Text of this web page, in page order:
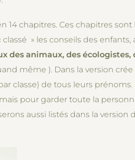
14 chapitres. Ces chapitres
» les conseils des enfants,
des animaux, des écologistes,
même ). Dans la version
classe) de tous leurs prénoms.
pour garder toute la
aussi listés dans la version